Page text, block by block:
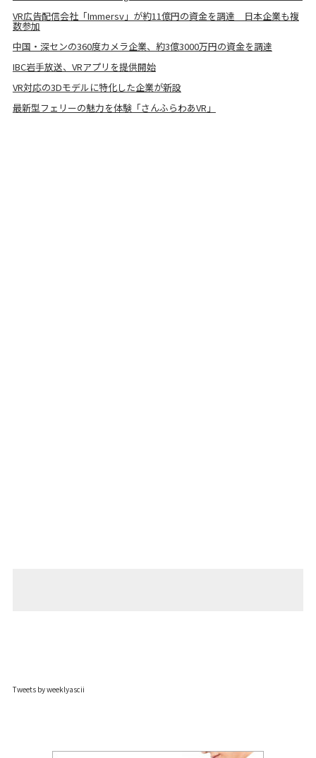
VR広告配信会社「Immersv」が約11億円の資金を調達 日本企業も複
数参加
中国・深センの360度カメラ企業、約3億3000万円の資金を調達
IBC岩手放送、VRアプリを提供開始
VR対応の3Dモデルに特化した企業が新設
最新型フェリーの魅力を体験「さんふらわあVR」
Tweets by weeklyascii